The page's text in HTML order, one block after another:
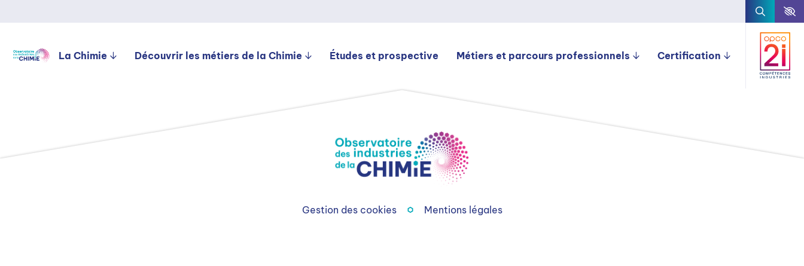
La Chimie Découvrir les métiers de la Chimie Études et prospective Métiers et parcours professionnels Certification
Gestion des cookies Mentions légales